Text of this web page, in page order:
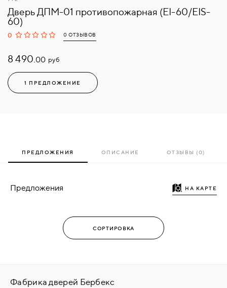
Дверь ДПМ-01 противопожарная (EI-60/EIS-
60)
0 0 ОТЗЫВОВ
8 490.00 руб
1 ПРЕДЛОЖЕНИЕ
ПРЕДЛОЖЕНИЯ ОПИСАНИЕ ОТЗЫВЫ (0)
Предложения НА КАРТЕ
Фабрика дверей Бербекс